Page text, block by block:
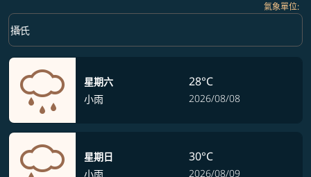
氣象單位:
Weather unit option 攝氏 Selected
攝氏
keyboard_arrow_down
星期六
小雨
28°C
2026/08/08
星期日
小雨
30°C
2026/08/09